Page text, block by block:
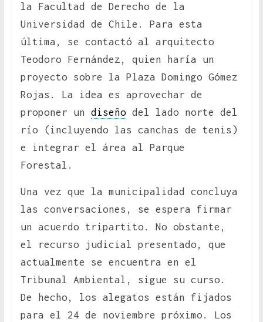
la Facultad de Derecho de la
Universidad de Chile. Para esta
última, se contactó al arquitecto
Teodoro Fernández, quien haría un
proyecto sobre la Plaza Domingo Gómez
Rojas. La idea es aprovechar de
proponer un diseñodel lado norte del
río (incluyendo las canchas de tenis)
e integrar el área al Parque
Forestal.
Una vez que la municipalidad concluya
las conversaciones, se espera firmar
un acuerdo tripartito. No obstante,
el recurso judicial presentado, que
actualmente se encuentra en el
Tribunal Ambiental, sigue su curso.
De hecho, los alegatos están fijados
para el 24 de noviembre próximo. Los